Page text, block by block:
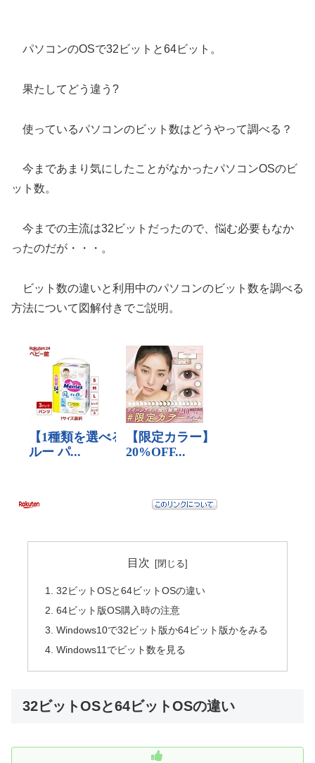
パソコンのOSで32ビットと64ビット。
果たしてどう違う?
使っているパソコンのビット数はどうやって調べる？
今まであまり気にしたことがなかったパソコンOSのビ
ット数。
今までの主流は32ビットだったので、悩む必要もなか
ったのだが・・・。
ビット数の違いと利用中のパソコンのビット数を調べる
方法について図解付きでご説明。
目次
32ビットOSと64ビットOSの違い
64ビット版OS購入時の注意
Windows10で32ビット版か64ビット版かをみる
Windows11でビット数を見る
32ビットOSと64ビットOSの違い